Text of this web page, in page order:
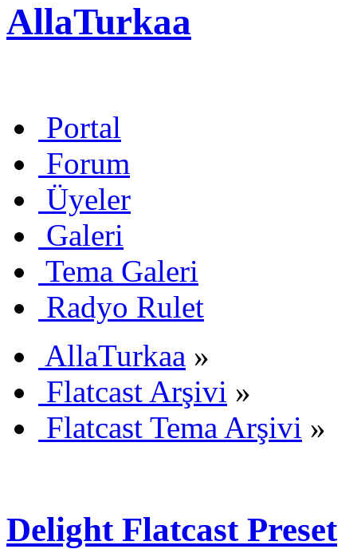
AllaTurkaa
Portal
Forum
Üyeler
Galeri
Tema Galeri
Radyo Rulet
AllaTurkaa »
Flatcast Arşivi »
Flatcast Tema Arşivi »
Delight Flatcast Preset